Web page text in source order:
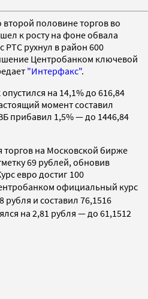
половине торгов во
к росту на фоне обвала
рухнул в район 600
Центробанком ключевой
"Интерфакс".
на 14,1% до 616,84
момент составил
прибавил 1,5% — до 1446,84
торгов на Московской бирже
69 рублей, обновив
евро достиг 100
официальный курс
рубля и составил 76,1516
на 2,81 рубля — до 61,1512